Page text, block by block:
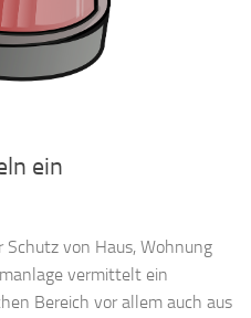
ein
von Haus, Wohnung
vermittelt ein
Bereich vor allem auch aus